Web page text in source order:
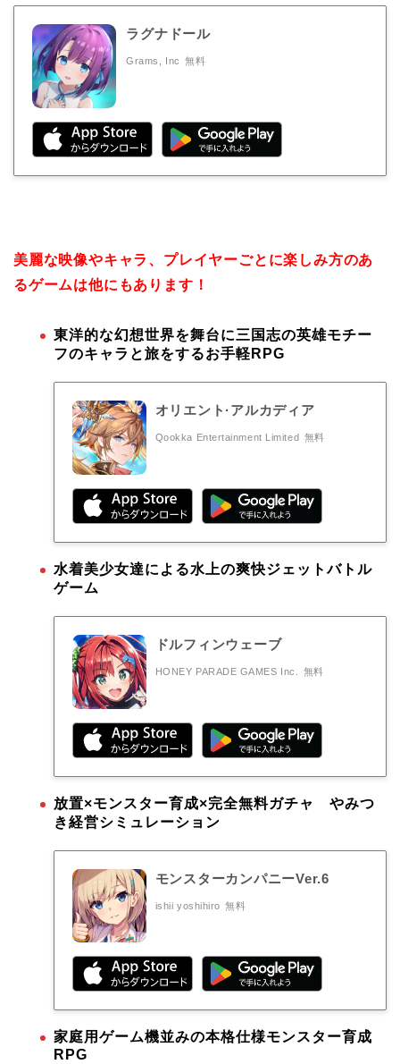
ラグナドール
Grams, Inc 無料
美麗な映像やキャラ、プレイヤーごとに楽しみ方のあ
るゲームは他にもあります！
東洋的な幻想世界を舞台に三国志の英雄モチー
フのキャラと旅をするお手軽RPG
オリエント·アルカディア
Qookka Entertainment Limited 無料
水着美少女達による水上の爽快ジェットバトル
ゲーム
ドルフィンウェーブ
HONEY PARADE GAMES Inc. 無料
放置×モンスター育成×完全無料ガチャ やみつ
き経営シミュレーション
モンスターカンパニーVer.6
ishii yoshihiro 無料
家庭用ゲーム機並みの本格仕様モンスター育成
RPG